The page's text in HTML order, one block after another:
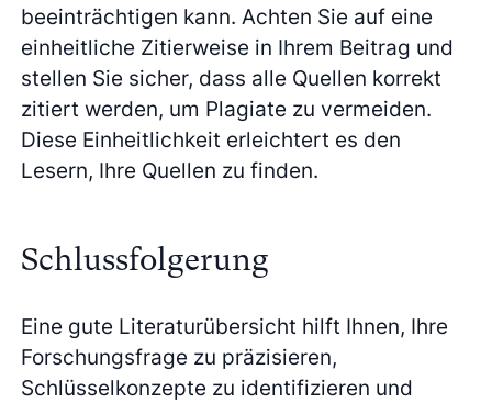
beeinträchtigen kann. Achten Sie auf eine
einheitliche Zitierweise in Ihrem Beitrag und
stellen Sie sicher, dass alle Quellen korrekt
zitiert werden, um Plagiate zu vermeiden.
Diese Einheitlichkeit erleichtert es den
Lesern, Ihre Quellen zu finden.
Schlussfolgerung
Eine gute Literaturübersicht hilft Ihnen, Ihre
Forschungsfrage zu präzisieren,
Schlüsselkonzepte zu identifizieren und